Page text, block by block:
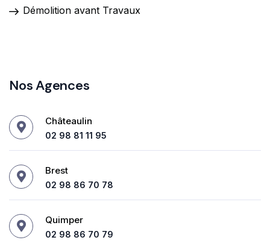
Démolition avant Travaux
Nos Agences
Châteaulin
02 98 81 11 95
Brest
02 98 86 70 78
Quimper
02 98 86 70 79